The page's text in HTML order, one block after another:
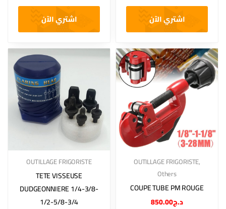
اشتري الآن
اشتري الآن
OUTILLAGE FRIGORISTE
TETE VISSEUSE
DUDGEONNIERE 1/4-3/8-
1/2-5/8-3/4
OUTILLAGE FRIGORISTE,
Others
COUPE TUBE PM ROUGE
د.ج850.00